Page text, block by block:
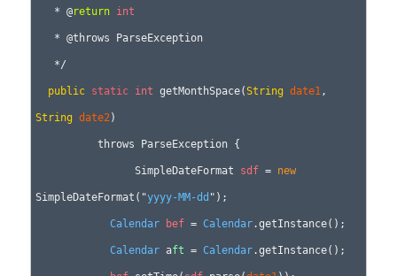
   * @
return int
public static int getMonthSpace(String date1
String date2 )
        	SimpleDateFormat
sdf = new
SimpleDateFormat("yyyy-MM-dd ");
Calendar bef = Calendar.getInstance();
Calendar aft = Calendar.getInstance();